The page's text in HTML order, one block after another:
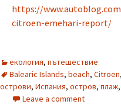
https://
citroen-emehari-report/
екология, пътешествие
Balearic Islands, beach, Citroen,
острови, Испания, остров, плаж,
Leave a comment